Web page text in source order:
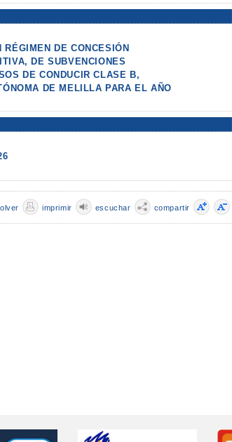
DE CONCESIÓN
DE SUBVENCIONES
DE CONDUCIR CLASE B,
DE MELILLA PARA EL AÑO
compartir
escuchar
imprimir